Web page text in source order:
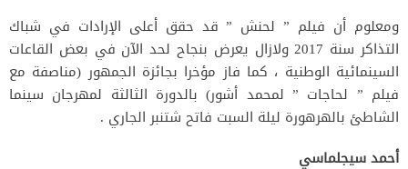
ومعلوم أن فيلم ” لحنش ” قد حقق أعلى الإرادات في شباك
التذاكر سنة 2017 ولازال يعرض بنجاح لحد الآن في بعض القاعات
السينمائية الوطنية ، كما فاز مؤخرا بجائزة الجمهور (مناصفة مع
فيلم ” لحاجات ” لمحمد أشور) بالدورة الثالثة لمهرجان سينما
الشاطئ بالهرهورة ليلة السبت فاتح شتنبر الجاري .
أحمد سيجلماسي